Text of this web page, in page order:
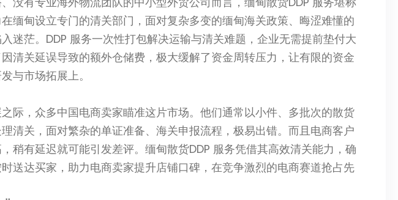
缅甸设立专门的清关部门，面对复杂多变的缅甸海关政策、晦涩难懂的
迷茫。DDP 服务一次性打包解决运输与清关难题，企业无需提前垫付大
清关延误导致的额外仓储费，极大缓解了资金周转压力，让有限的资金
与市场拓展上。
际，众多中国电商卖家瞄准这片市场。他们通常以小件、多批次的散货
清关，面对繁杂的单证准备、海关申报流程，极易出错。而且电商客户
稍有延迟就可能引发差评。缅甸散货DDP 服务凭借其高效清关能力，确
送达买家，助力电商卖家提升店铺口碑，在竞争激烈的电商赛道抢占先